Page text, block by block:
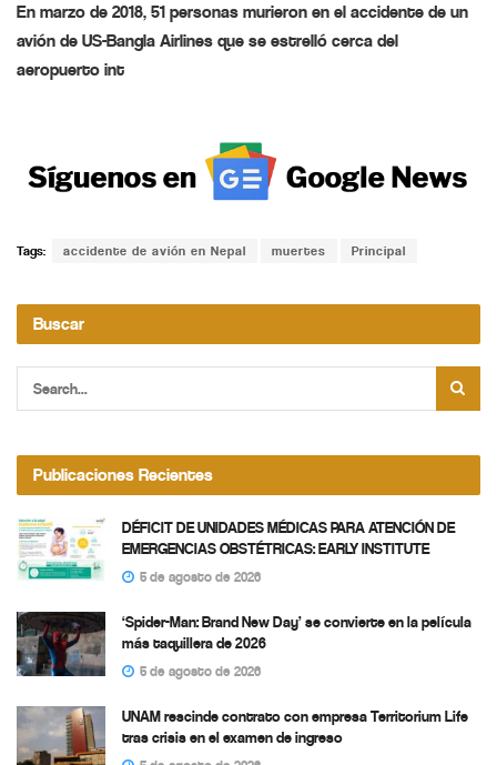
En marzo de 2018, 51 personas murieron en el accidente de un
avión de US-Bangla Airlines que se estrelló cerca del
aeropuerto int
Tags: accidente de avión en Nepal muertes Principal
Buscar
Publicaciones Recientes
DÉFICIT DE UNIDADES MÉDICAS PARA ATENCIÓN DE
EMERGENCIAS OBSTÉTRICAS: EARLY INSTITUTE
5 de agosto de 2026
‘Spider-Man: Brand New Day’ se convierte en la película
más taquillera de 2026
5 de agosto de 2026
UNAM rescinde contrato con empresa Territorium Life
tras crisis en el examen de ingreso